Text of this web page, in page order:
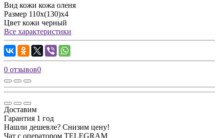
Вид кожи кожа оленя
Размер 110х(130)х4
Цвет кожи черный
Все характеристики
0 отзывов0
Доставим
Гарантия 1 год
Нашли дешевле? Снизим цену!
Чат с оператором TELEGRAM